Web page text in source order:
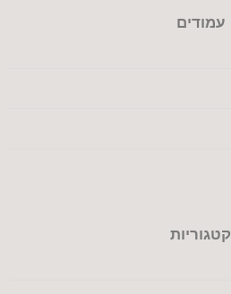
עמודים
קטגוריות